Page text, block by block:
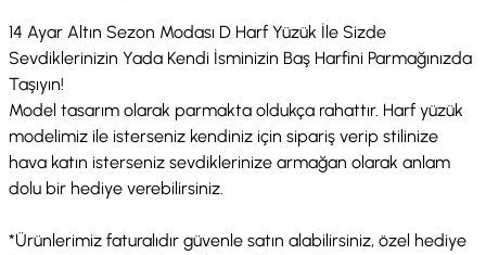
14 Ayar Altın Sezon Modası D Harf Yüzük İle Sizde
Sevdiklerinizin Yada Kendi İsminizin Baş Harfini Parmağınızda
Taşıyın!
Model tasarım olarak parmakta oldukça rahattır. Harf yüzük
modelimiz ile isterseniz kendiniz için sipariş verip stilinize
hava katın isterseniz sevdiklerinize armağan olarak anlam
dolu bir hediye verebilirsiniz.
*Ürünlerimiz faturalıdır güvenle satın alabilirsiniz, özel hediye